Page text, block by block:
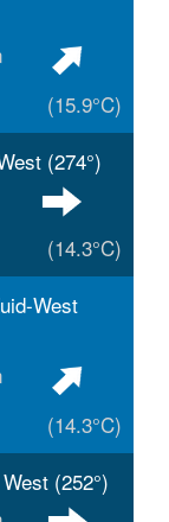
(15.9°C)
(274°)
(14.3°C)
West
(14.3°C)
(252°)